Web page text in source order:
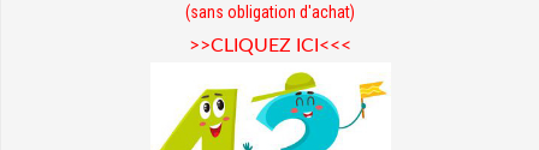
(sans obligation d'achat)
>>CLIQUEZ ICI<<<